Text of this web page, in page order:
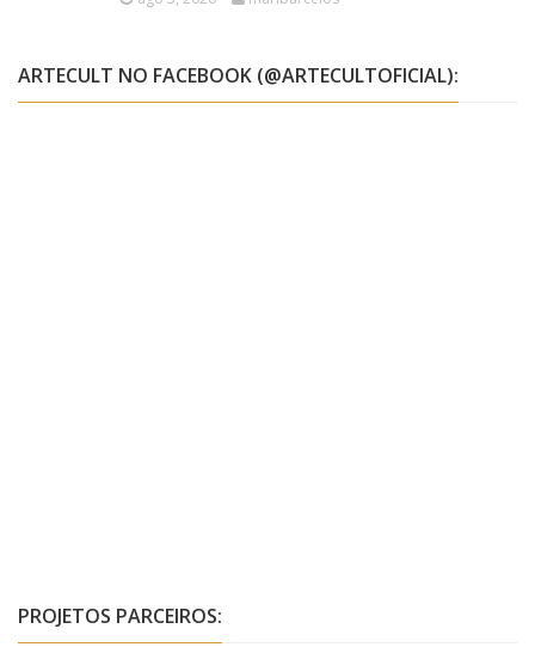
ARTECULT NO FACEBOOK (@ARTECULTOFICIAL):
PROJETOS PARCEIROS: